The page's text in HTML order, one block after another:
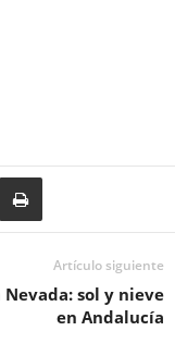
Artículo siguiente
Nevada: sol y nieve
en Andalucía